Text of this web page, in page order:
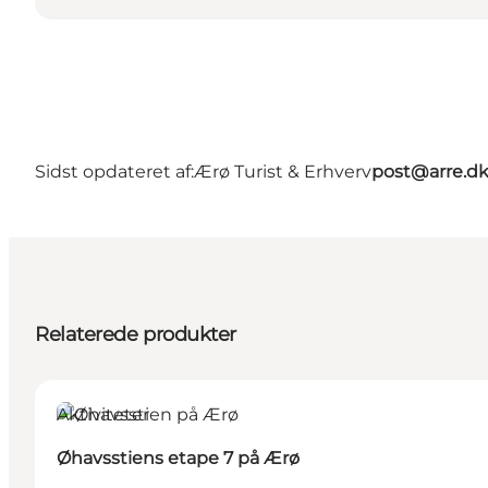
Sidst opdateret af:Ærø Turist & Erhvervpost@arre.dk
Relaterede produkter
Aktiviteter
Øhavsstiens etape 7 på Ærø